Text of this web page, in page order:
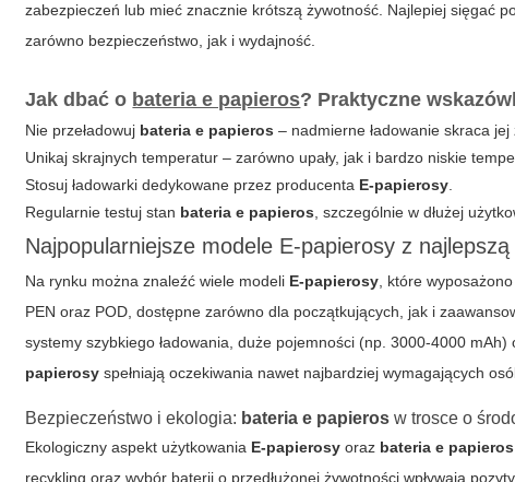
zabezpieczeń lub mieć znacznie krótszą żywotność. Najlepiej sięgać
zarówno bezpieczeństwo, jak i wydajność.
Jak dbać o bateria e papieros? Praktyczne
Nie przeładowuj bateria e papieros – nadmierne ładowanie skraca jej
Unikaj skrajnych temperatur – zarówno upały, jak i bardzo niskie
Stosuj ładowarki dedykowane przez producenta E-papierosy
Regularnie testuj stan bateria e papieros , szczególnie w dłużej
Najpopularniejsze modele E-papierosy z
Na rynku można znaleźć wiele modeli E-papierosy , które
PEN oraz POD, dostępne zarówno dla początkujących, jak i
systemy szybkiego ładowania, duże pojemności (np. 3000-4000
papierosy spełniają oczekiwania nawet najbardziej wymagających
Bezpieczeństwo i ekologia: bateria e papieros w trosce o
Ekologiczny aspekt użytkowania E-papierosy oraz bateria e papieros
recykling oraz wybór baterii o przedłużonej żywotności wpływają